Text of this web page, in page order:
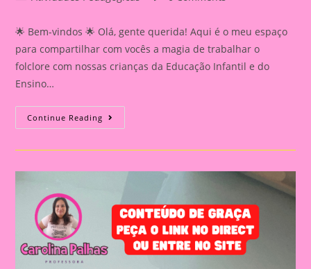
🌟 Bem-vindos 🌟 Olá, gente querida! Aqui é o meu espaço
para compartilhar com vocês a magia de trabalhar o
folclore com nossas crianças da Educação Infantil e do
Ensino…
Continue Reading Dia
Do
Dia
2024|